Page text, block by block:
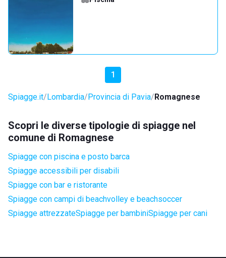
1
Spiagge.it Lombardia Provincia di Pavia Romagnese
Scopri le diverse tipologie di spiagge nel
comune di Romagnese
Spiagge con piscina e posto barca
Spiagge accessibili per disabili
Spiagge con bar e ristorante
Spiagge con campi di beachvolley e beachsoccer
Spiagge attrezzateSpiagge per bambiniSpiagge per cani